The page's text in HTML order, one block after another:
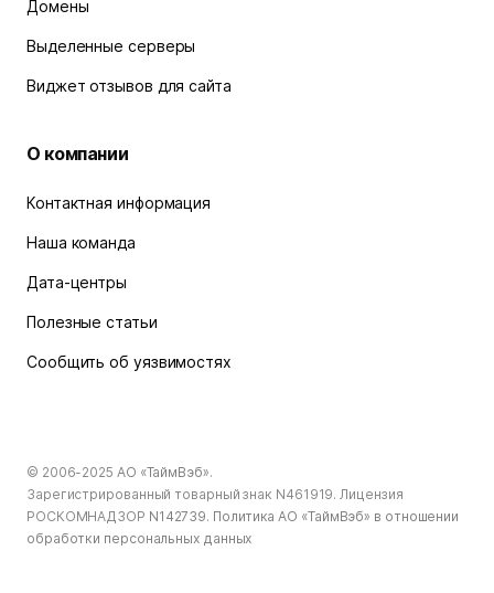
Домены
Выделенные серверы
Виджет отзывов для сайта
О компании
Контактная информация
Наша команда
Дата-центры
Полезные статьи
Сообщить об уязвимостях
© 2006-2025 АО «ТаймВэб».
Зарегистрированный товарный знак N461919. Лицензия
РОСКОМНАДЗОР N142739. Политика АО «ТаймВэб» в отношении
обработки персональных данных